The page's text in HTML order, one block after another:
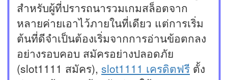
สำหรับผู้ที่ปรารถนารวมเกมสล็อตจาก
หลายค่ายเอาไว้ภายในที่เดียว แต่การเริ่ม
ต้นที่ดีจำเป็นต้องเริ่มจากการอ่านข้อตกลง
อย่างรอบคอบ สมัครอย่างปลอดภัย
(slot1111 สมัคร), slot1111 เครดิตฟรี ตั้ง